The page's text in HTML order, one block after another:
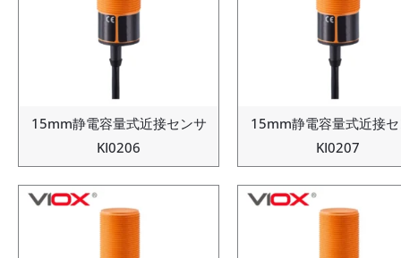
15mm静電容量式近接センサ
KI0206
15mm静電容量式近接
KI0207